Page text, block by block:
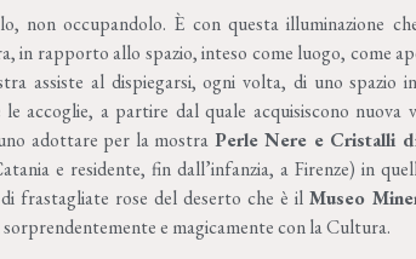
non occupandolo. È con questa illuminazione
in rapporto allo spazio, inteso come luogo, come
assiste al dispiegarsi, ogni volta, di uno spazio
accoglie, a partire dal quale acquisiscono nuova
adottare per la mostra Perle Nere e Cristalli
e residente, fin dall’infanzia, a Firenze) in
frastagliate rose del deserto che è il Museo
e magicamente con la Cultura.